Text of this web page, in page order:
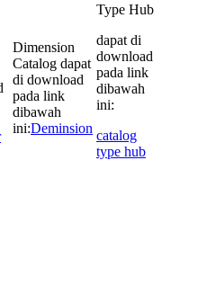
Dimension
Catalog dapat
di download
pada link
dibawah
ini:Deminsion
Type Hub
dapat di
download
pada link
dibawah
ini:
catalog
type hub